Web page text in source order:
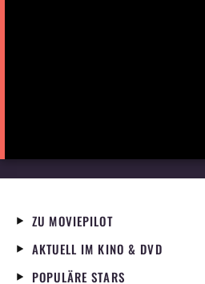
ZU MOVIEPILOT
AKTUELL IM KINO & DVD
POPULÄRE STARS